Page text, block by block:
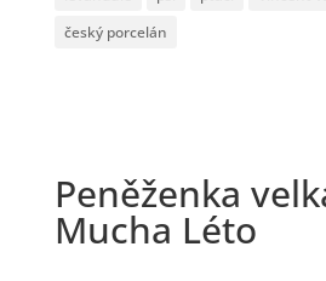
český porcelán
Peněženka
Mucha Léto